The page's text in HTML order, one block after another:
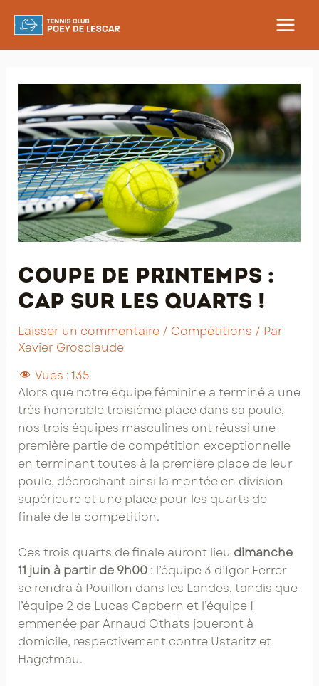
MAIN
Coupe de Printemps :
cap sur les quarts !
Laisser un commentaire / Compétitions / Par
Xavier Grosclaude
Vues :135
Alors que notre équipe féminine a terminé à une
très honorable troisième place dans sa poule,
nos trois équipes masculines ont réussi une
première partie de compétition exceptionnelle
en terminant toutes à la première place de leur
poule, décrochant ainsi la montée en division
supérieure et une place pour les quarts de
finale de la compétition.
Ces trois quarts de finale auront lieu dimanche
11 juin à partir de 9h00: l’équipe 3 d’Igor Ferrer
se rendra à Pouillon dans les Landes, tandis que
l’équipe 2 de Lucas Capbern et l’équipe 1
emmenée par Arnaud Othats joueront à
domicile, respectivement contre Ustaritz et
Hagetmau.